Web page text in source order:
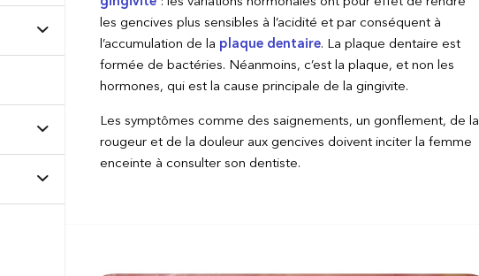
les gencives plus sensibles à l’acidité et par conséquent à
l’accumulation de la plaque dentaire. La plaque dentaire est
formée de bactéries. Néanmoins, c’est la plaque, et non les
hormones, qui est la cause principale de la gingivite.
Les symptômes comme des saignements, un gonflement, de la
rougeur et de la douleur aux gencives doivent inciter la femme
enceinte à consulter son dentiste.